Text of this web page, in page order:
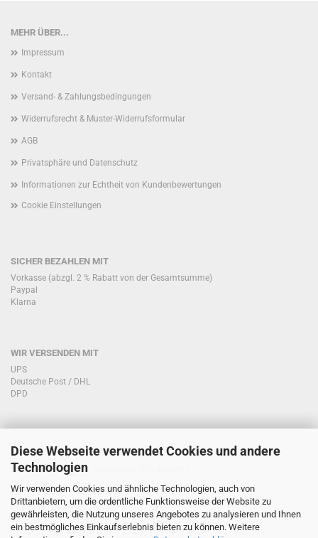
Diese Webseite verwendet Cookies und andere
Technologien
Wir verwenden Cookies und ähnliche Technologien, auch von
Drittanbietern, um die ordentliche Funktionsweise der Website zu
gewährleisten, die Nutzung unseres Angebotes zu analysieren und Ihnen
ein bestmögliches Einkaufserlebnis bieten zu können. Weitere
MEHR ÜBER...
Impressum
Kontakt
Versand- & Zahlungsbedingungen
Widerrufsrecht & Muster-Widerrufsformular
AGB
Privatsphäre und Datenschutz
Informationen zur Echtheit von Kundenbewertungen
Cookie Einstellungen
SICHER BEZAHLEN MIT
Vorkasse (abzgl. 2 % Rabatt von der Gesamtsumme)
Paypal
Klarna
WIR VERSENDEN MIT
UPS
Deutsche Post / DHL
DPD
KONTAKT KUNDENSERVICE
Sie haben Fragen zu unseren Produkten?
Telefon:
0151/51760708